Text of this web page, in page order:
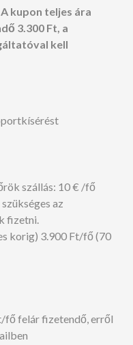
A kupon teljes ára
3.300 Ft, a
kell
szállás: 10 € /fő
az
fizetni.
korig) 3.900 Ft/fő (70
fő felár fizetendő, erről